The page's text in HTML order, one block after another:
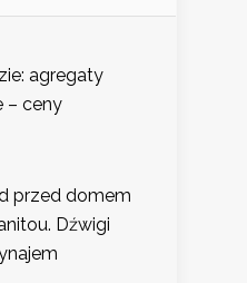
agregaty
– ceny
przed domem
Dźwigi